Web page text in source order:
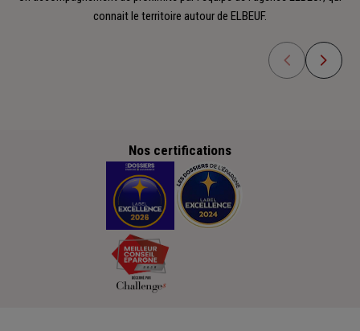
connait le territoire autour de ELBEUF.
Nos certifications